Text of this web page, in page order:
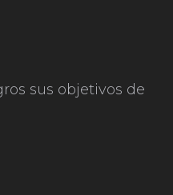
sus objetivos de